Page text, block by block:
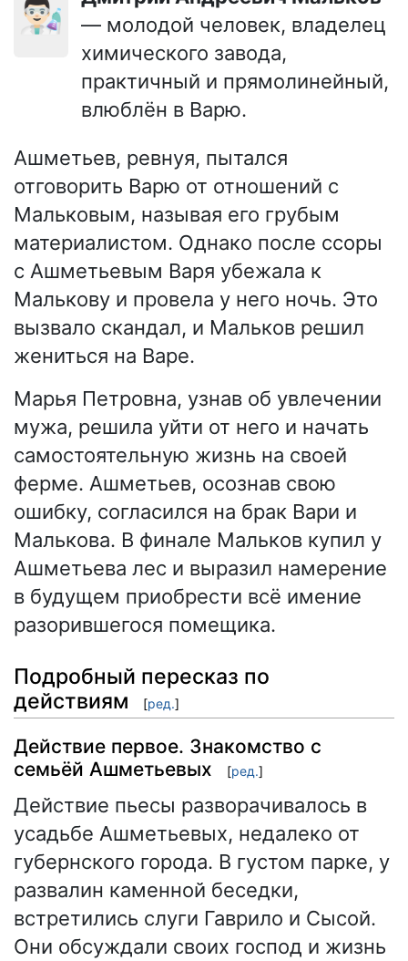
👨🏻‍🔬
— молодой человек, владелец
химического завода,
практичный и прямолинейный,
влюблён в Варю.
Ашметьев, ревнуя, пытался
отговорить Варю от отношений с
Мальковым, называя его грубым
материалистом. Однако после ссоры
с Ашметьевым Варя убежала к
Малькову и провела у него ночь. Это
вызвало скандал, и Мальков решил
жениться на Варе.
Марья Петровна, узнав об увлечении
мужа, решила уйти от него и начать
самостоятельную жизнь на своей
ферме. Ашметьев, осознав свою
ошибку, согласился на брак Вари и
Малькова. В финале Мальков купил у
Ашметьева лес и выразил намерение
в будущем приобрести всё имение
разорившегося помещика.
Подробный пересказ по
действиям
[ред.]
Действие первое. Знакомство с
семьёй Ашметьевых
[ред.]
Действие пьесы разворачивалось в
усадьбе Ашметьевых, недалеко от
губернского города. В густом парке, у
развалин каменной беседки,
встретились слуги Гаврило и Сысой.
Они обсуждали своих господ и жизнь